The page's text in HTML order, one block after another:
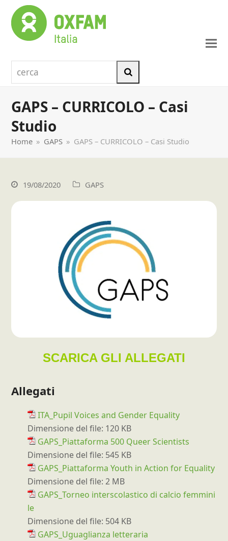
cerca
GAPS – CURRICOLO – Casi
Studio
Home » GAPS » GAPS – CURRICOLO – Casi Studio
19/08/2020 GAPS
SCARICA GLI ALLEGATI
Allegati
ITA_Pupil Voices and Gender Equality
Dimensione del file: 120 KB
GAPS_Piattaforma 500 Queer Scientists
Dimensione del file: 545 KB
GAPS_Piattaforma Youth in Action for Equality
Dimensione del file: 2 MB
GAPS_Torneo interscolastico di calcio femmini
le
Dimensione del file: 504 KB
GAPS_Uguaglianza letteraria